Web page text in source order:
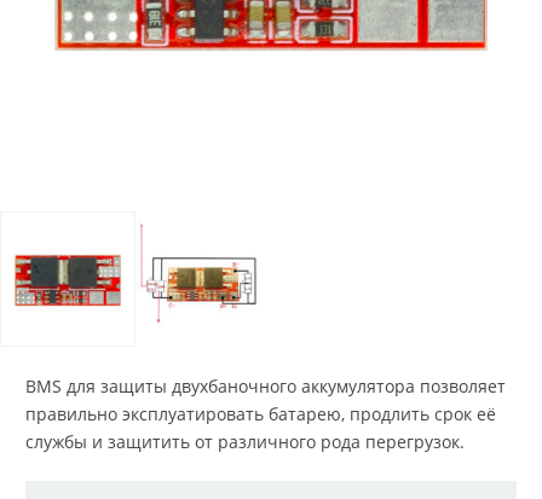
BMS для защиты двухбаночного аккумулятора позволяет
правильно эксплуатировать батарею, продлить срок её
службы и защитить от различного рода перегрузок.